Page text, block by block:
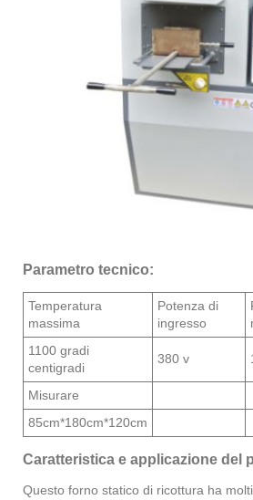
Parametro tecnico:
Temperatura
massima
Potenza di
ingresso
1100 gradi
centigradi
380 v
Misurare
85cm*180cm*120cm
Caratteristica e applicazione del
Questo forno statico di ricottura ha